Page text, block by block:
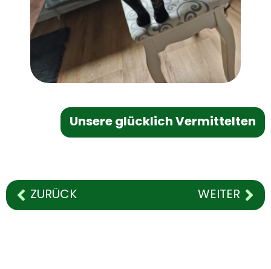
Unsere glücklich Vermittelten
ZURÜCK WEITER